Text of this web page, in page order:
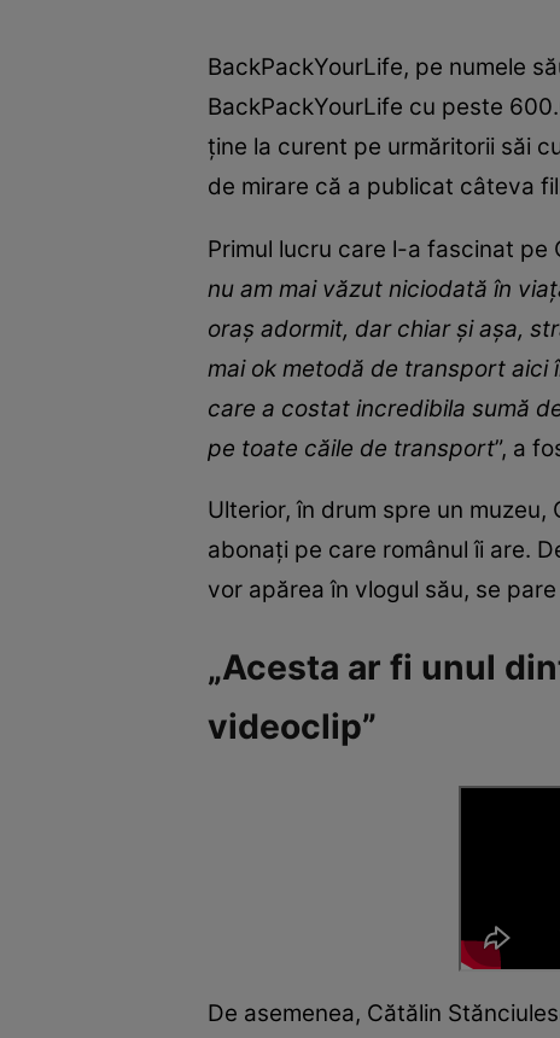
BackPackYourLife, pe numele
BackPackYourLife cu peste
ține la curent pe urmăritorii săi
de mirare că a publicat câteva
Primul lucru care l-a fascinat pe
nu am mai văzut niciodată în
oraș adormit, dar chiar și așa,
mai ok metodă de transport
care a costat incredibila sumă
pe toate căile de transport”, a
Ulterior, în drum spre un
abonați pe care românul îi are.
vor apărea în vlogul său, se
„Acesta ar fi unul
videoclip”
De asemenea, Cătălin